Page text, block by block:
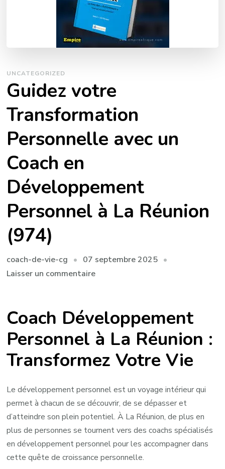
UNCATEGORIZED
Guidez votre
Transformation
Personnelle avec un
Coach en
Développement
Personnel à La Réunion
(974)
coach-de-vie-cg
07 septembre 2025
Laisser un commentairesur
Transformation
Personnelle
avec
un
Coach
Développement
Personnel
à
La
Réunion
(974)
Coach Développement
Personnel à La Réunion :
Transformez Votre Vie
Le développement personnel est un voyage intérieur qui
permet à chacun de se découvrir, de se dépasser et
d’atteindre son plein potentiel. À La Réunion, de plus en
plus de personnes se tournent vers des coachs spécialisés
en développement personnel pour les accompagner dans
cette quête de croissance personnelle.